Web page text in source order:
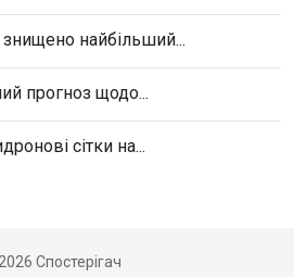
знищено найбільший...
прогноз щодо...
сітки на...
Спостерігач